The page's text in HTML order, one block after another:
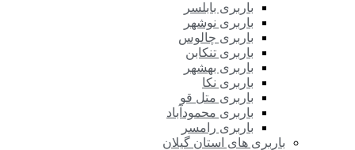
باربری بابلسر
باربری نوشهر
باربری چالوس
باربری تنکابن
باربری بهشهر
باربری نکا
باربری متل قو
باربری محمودآباد
باربری رامسر
باربری های استان گیلان